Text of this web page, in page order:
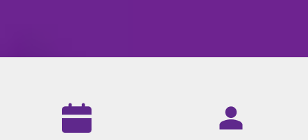
Resultados da nossa agência de marketing digital: mais